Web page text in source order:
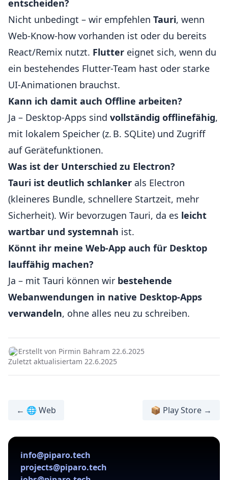
entscheiden?
Nicht unbedingt – wir empfehlen Tauri, wenn
Web-Know-how vorhanden ist oder du bereits
React/Remix nutzt. Flutter eignet sich, wenn du
ein bestehendes Flutter-Team hast oder starke
UI-Animationen brauchst.
Kann ich damit auch Offline arbeiten?
Ja – Desktop-Apps sind vollständig offlinefähig,
mit lokalem Speicher (z. B. SQLite) und Zugriff
auf Gerätefunktionen.
Was ist der Unterschied zu Electron?
Tauri ist deutlich schlanker als Electron
(kleineres Bundle, schnellere Startzeit, mehr
Sicherheit). Wir bevorzugen Tauri, da es leicht
wartbar und systemnah ist.
Könnt ihr meine Web-App auch für Desktop
lauffähig machen?
Ja – mit Tauri können wir bestehende
Webanwendungen in native Desktop-Apps
verwandeln, ohne alles neu zu schreiben.
Erstellt von Pirmin Bahram 22.6.2025
Zuletzt aktualisiertam 22.6.2025
← 🌐 Web 📦 Play Store →
info@piparo.tech
projects@piparo.tech